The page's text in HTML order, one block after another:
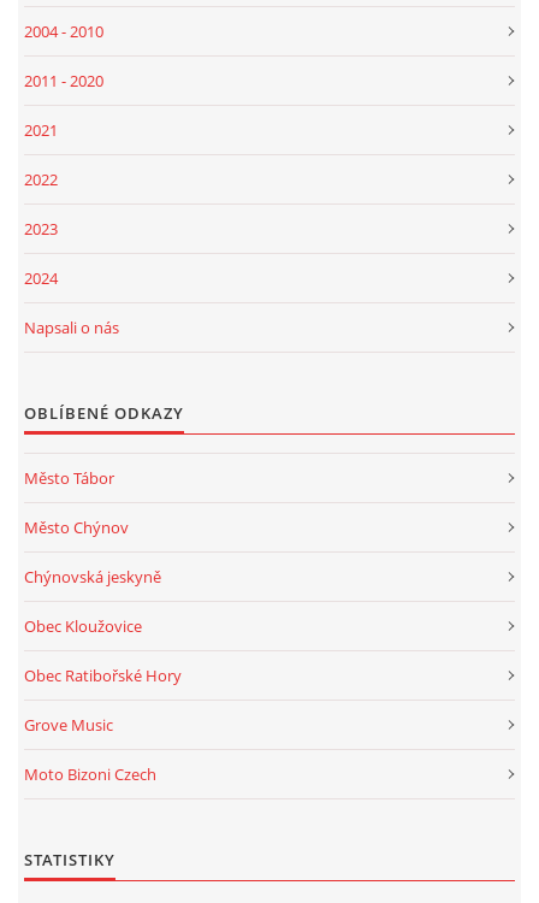
2004 - 2010
2011 - 2020
2021
2022
2023
2024
Napsali o nás
OBLÍBENÉ ODKAZY
Město Tábor
Město Chýnov
Chýnovská jeskyně
Obec Kloužovice
Obec Ratibořské Hory
Grove Music
Moto Bizoni Czech
STATISTIKY